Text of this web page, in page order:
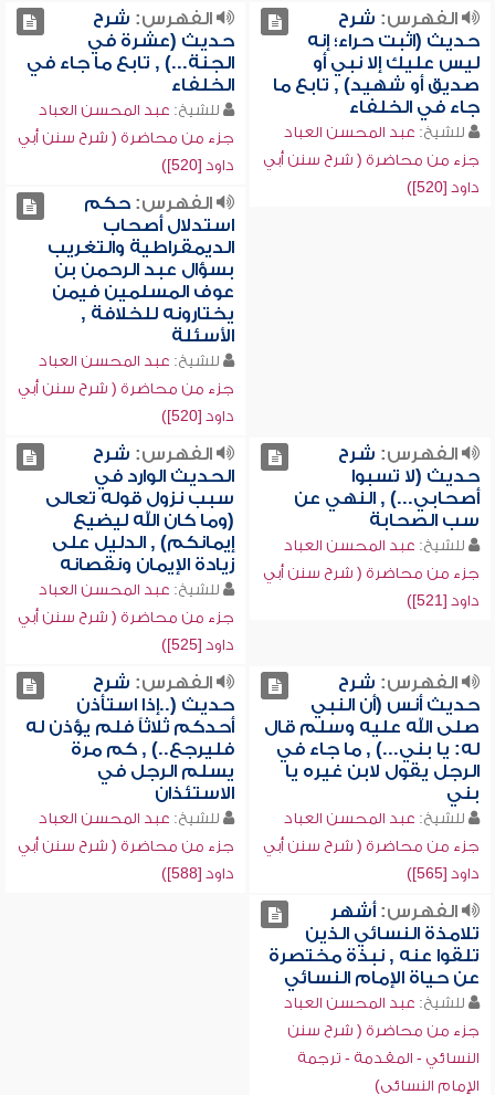
الفهرس: شرح
حديث (اثبت حراء؛ إنه
ليس عليك إلا نبي أو
صديق أو شهيد) , تابع ما
جاء في الخلفاء
للشيخ: عبد المحسن العباد
جزء من محاضرة ( شرح سنن أبي
داود [520])
الفهرس: شرح
حديث (عشرة في
الجنة...) , تابع ما جاء في
الخلفاء
للشيخ: عبد المحسن العباد
جزء من محاضرة ( شرح سنن أبي
داود [520])
الفهرس:حكم
استدلال أصحاب
الديمقراطية والتغريب
بسؤال عبد الرحمن بن
عوف المسلمين فيمن
يختارونه للخلافة ,
الأسئلة
للشيخ: عبد المحسن العباد
جزء من محاضرة ( شرح سنن أبي
داود [520])
الفهرس: شرح
حديث (لا تسبوا
أصحابي...) , النهي عن
سب الصحابة
للشيخ: عبد المحسن العباد
جزء من محاضرة ( شرح سنن أبي
داود [521])
الفهرس: شرح
الحديث الوارد في
سبب نزول قوله تعالى
(وما كان الله ليضيع
إيمانكم) , الدليل على
زيادة الإيمان ونقصانه
للشيخ: عبد المحسن العباد
جزء من محاضرة ( شرح سنن أبي
داود [525])
الفهرس: شرح
حديث أنس (أن النبي
صلى الله عليه وسلم قال
له: يا بني...) , ما جاء في
الرجل يقول لابن غيره يا
بني
للشيخ: عبد المحسن العباد
جزء من محاضرة ( شرح سنن أبي
داود [565])
الفهرس: شرح
حديث (..إذا استأذن
أحدكم ثلاثاً فلم يؤذن له
فليرجع..) , كم مرة
يسلم الرجل في
الاستئذان
للشيخ: عبد المحسن العباد
جزء من محاضرة ( شرح سنن أبي
داود [588])
الفهرس:أشهر
تلامذة النسائي الذين
تلقوا عنه , نبذة مختصرة
عن حياة الإمام النسائي
للشيخ: عبد المحسن العباد
جزء من محاضرة ( شرح سنن
النسائي - المقدمة - ترجمة
الإمام النسائي)